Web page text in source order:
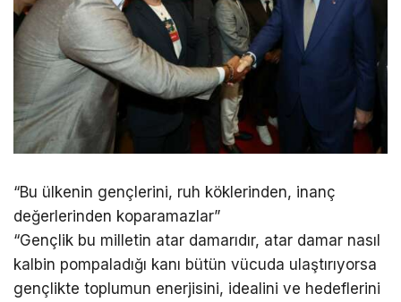
“Bu ülkenin gençlerini, ruh köklerinden, inanç
değerlerinden koparamazlar”
“Gençlik bu milletin atar damarıdır, atar damar nasıl
kalbin pompaladığı kanı bütün vücuda ulaştırıyorsa
gençlikte toplumun enerjisini, idealini ve hedeflerini